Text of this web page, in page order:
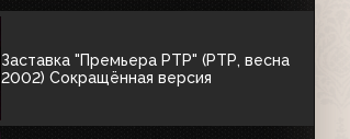
Заставка "Премьера РТР" (РТР, весна
2002) Сокращённая версия